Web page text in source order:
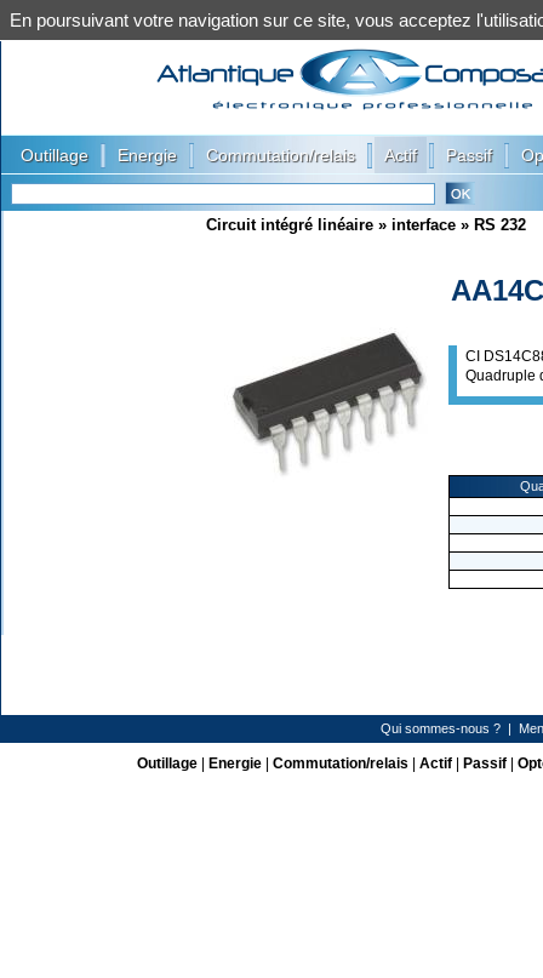
Outillage Energie Commutation/relais Actif Passif
Circuit intégré linéaire » interface » RS 232
CI
Quadruple
Qui sommes-nous ? |
Outillage| Energie| Commutation/relais Actif| Passif|
En poursuivant votre navigation sur ce site, vous acceptez